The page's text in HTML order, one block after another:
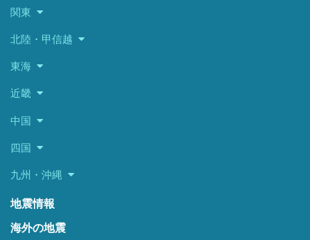
関東
北陸・甲信越
東海
近畿
中国
四国
九州・沖縄
地震情報
海外の地震